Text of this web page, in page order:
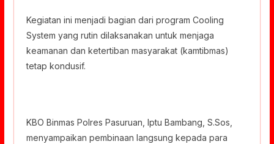
Kegiatan ini menjadi bagian dari program Cooling
System yang rutin dilaksanakan untuk menjaga
keamanan dan ketertiban masyarakat (kamtibmas)
tetap kondusif.
KBO Binmas Polres Pasuruan, Iptu Bambang, S.Sos,
menyampaikan pembinaan langsung kepada para